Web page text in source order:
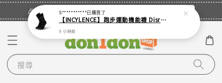
🎉登入會員・領取您的專屬折扣券！ 立即登入
搜尋
S***********已購買了
【INCYLENCE】跑步運動機能襪 Disrupts Black
9 小時前